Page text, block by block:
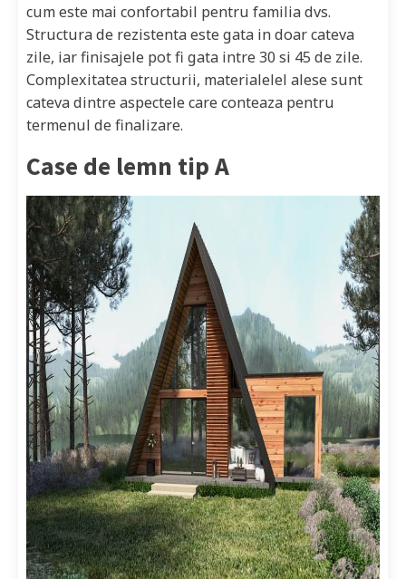
cum este mai confortabil pentru familia dvs.
Structura de rezistenta este gata in doar cateva
zile, iar finisajele pot fi gata intre 30 si 45 de zile.
Complexitatea structurii, materialelel alese sunt
cateva dintre aspectele care conteaza pentru
termenul de finalizare.
Case de lemn tip A